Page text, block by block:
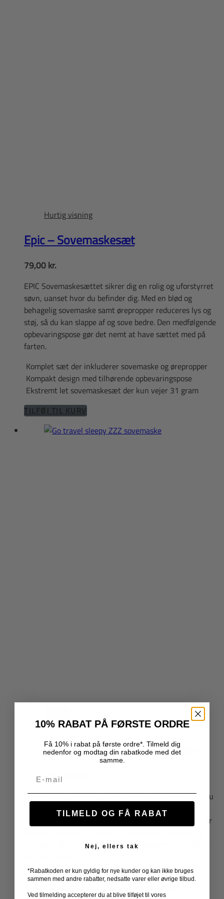
Hurtig visning
Epic – Sovemaskesæt
79,00kr.
EPIC Sovemaskesættet sikrer dig en rolig og uforstyrret
søvn, uanset hvor du befinder dig. Med en blød og
behagelig sovemaske samt ørepropper reduceres lys og
støj, så du kan slappe af og sove bedre. Den medfølgende
opbevaringspose gør det nemt at have sættet med på
farten.
Komplet sæt der inkluderer sovemaske og ørepropper
Kompakt design med tilhørende opbevaringspose
Ekstremt let sovemaskesæt der kun vejer 31 gram
TILFØJ TIL KURV
Hurtig visning
Go Travel – Sleepy ZZZ Sovemaske
79,00kr.Den
pris
var:
79,00 kr..
59,00
pris
er:
59,00 kr..
Nyd en afslappende og uforstyrret søvn, uanset hvor du
befinder dig. Den bløde fleecelining sikrer 100%
lysblokering, mens den justerbare, skånsomme rem gør
kompakt, så den fylder minimalt i bagagen. Kan vaskes
Den bløde fleecelining sikrer komplet mørke
10% RABAT PÅ FØRSTE ORDRE
Få 10% i rabat på første ordre*. Tilmeld dig
nedenfor og modtag din rabatkode med det
samme.
Email
TILMELD OG FÅ RABAT
Nej, ellers tak
*Rabatkoden er kun gyldig for nye kunder og kan ikke bruges
sammen med andre rabatter, nedsatte varer eller øvrige tilbud.
Ved tilmelding accepterer du at blive tilføjet til vores